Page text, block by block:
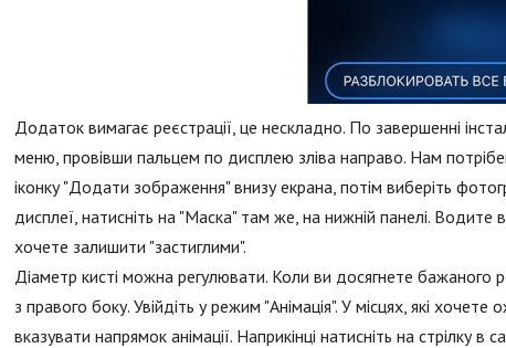
Додаток вимагає реєстрації, це нескладно. По завершенні
меню, провівши пальцем по дисплею зліва направо. Нам
іконку "Додати зображення" внизу екрана, потім виберіть
дисплеї, натисніть на "Маска" там же, на нижній панелі. Водите
хочете залишити "застиглими".
Діаметр кисті можна регулювати. Коли ви досягнете бажаного
з правого боку. Увійдіть у режим "Анімація". У місцях, які
вказувати напрямок анімації. Наприкінці натисніть на